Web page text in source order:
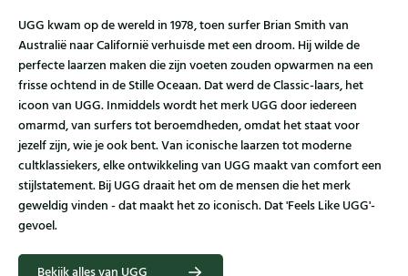
UGG kwam op de wereld in 1978, toen surfer Brian Smith van
Australië naar Californië verhuisde met een droom. Hij wilde de
perfecte laarzen maken die zijn voeten zouden opwarmen na een
frisse ochtend in de Stille Oceaan. Dat werd de Classic-laars, het
icoon van UGG. Inmiddels wordt het merk UGG door iedereen
omarmd, van surfers tot beroemdheden, omdat het staat voor
jezelf zijn, wie je ook bent. Van iconische laarzen tot moderne
cultklassiekers, elke ontwikkeling van UGG maakt van comfort een
stijlstatement. Bij UGG draait het om de mensen die het merk
geweldig vinden - dat maakt het zo iconisch. Dat 'Feels Like UGG'-
gevoel.